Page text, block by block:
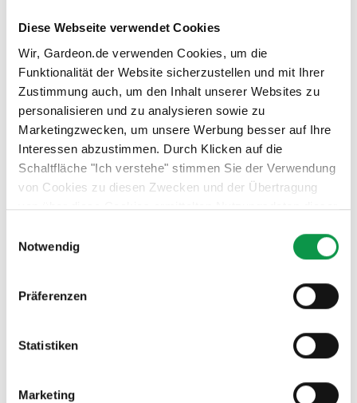
Diese Webseite verwendet Cookies
Wir, Gardeon.de verwenden Cookies, um die
Funktionalität der Website sicherzustellen und mit Ihrer
Zustimmung auch, um den Inhalt unserer Websites zu
personalisieren und zu analysieren sowie zu
Marketingzwecken, um unsere Werbung besser auf Ihre
Interessen abzustimmen. Durch Klicken auf die
Schaltfläche "Ich verstehe" stimmen Sie der Verwendung
von Cookies zu diesen Zwecken und der Übertragung
von über diese Cookies ermittelten Nutzungsdaten dieser
Werbung in sozialen Netzwerken und Werbenetzwerken
auf anderen Websites zu. Diese Zustimmung ist freiwillig
Informationen zu den verwendeten Cookies, zu Ihren
der Verwendung von Cookies nicht oder nur teilweise
zuzustimmen, finden Sie unter dem Link „Detaillierte
Notwendig
Präferenzen
Statistiken
Marketing
Reduzierte Bildung von Kondenswasser
Wirksame Lärmreduzierung von Regengeräuschen
Hält unterschiedlichsten Witterungsbedingungen
stand